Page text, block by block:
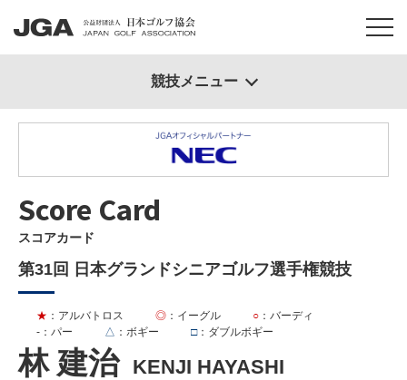
Score Card
スコアカード
第31回 日本グランドシニアゴルフ選手権競技
林 建治 KENJI HAYASHI
★ ：アルバトロス ◎ ：イーグル ○ ：バーディ
- ：パー △ ：ボギー □：ダブルボギー
競技メニュー